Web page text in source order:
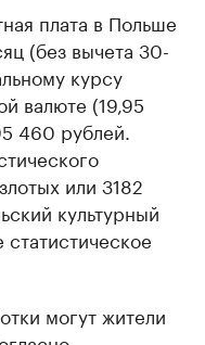
плата в Польше
(без вычета 30-
курсу
валюте (19,95
460 рублей.
или 3182
культурный
могут жители